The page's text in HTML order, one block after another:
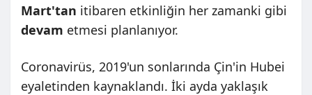
Mart'tan itibaren etkinliğin her zamanki gibi
devam etmesi planlanıyor.
Coronavirüs, 2019'un sonlarında Çin'in Hubei
eyaletinden kaynaklandı. İki ayda yaklaşık